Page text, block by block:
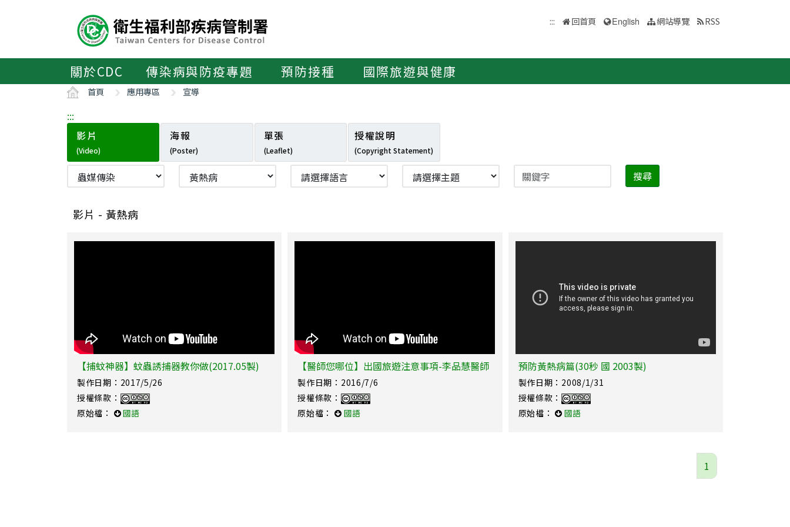
區
::: 回首頁 English 網站導覽 RSS
關於CDC 傳染病與防疫專題 預防接種 國際旅遊與健康
首頁 應用專區 宣導
:::
影片
(Video)
海報
(Poster)
單張
(Leaflet)
授權說明
(Copyright Statement)
搜尋
影片 - 黃熱病
【捕蚊神器】蚊蟲誘捕器教你做(2017.05製)
製作日期：2017/5/26
授權條款：
原始檔：
國語
【醫師您哪位】出國旅遊注意事項-李品慧醫師
製作日期：2016/7/6
授權條款：
原始檔：
國語
預防黃熱病篇(30秒 國 2003製)
製作日期：2008/1/31
授權條款：
原始檔：
國語
1